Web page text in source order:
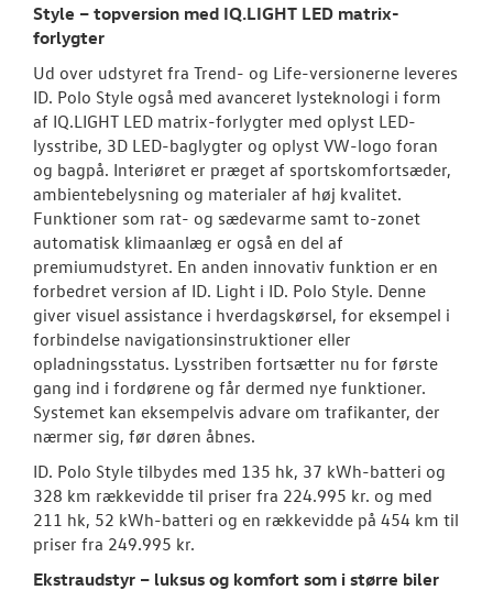
Style – topversion med IQ.LIGHT LED matrix-
forlygter
Ud over udstyret fra Trend- og Life-versionerne leveres
ID. Polo Style også med avanceret lysteknologi i form
af IQ.LIGHT LED matrix-forlygter med oplyst LED-
lysstribe, 3D LED-baglygter og oplyst VW-logo foran
og bagpå. Interiøret er præget af sportskomfortsæder,
ambientebelysning og materialer af høj kvalitet.
Funktioner som rat- og sædevarme samt to-zonet
automatisk klimaanlæg er også en del af
premiumudstyret. En anden innovativ funktion er en
forbedret version af ID. Light i ID. Polo Style. Denne
giver visuel assistance i hverdagskørsel, for eksempel i
forbindelse navigationsinstruktioner eller
opladningsstatus. Lysstriben fortsætter nu for første
gang ind i fordørene og får dermed nye funktioner.
Systemet kan eksempelvis advare om trafikanter, der
nærmer sig, før døren åbnes.
ID. Polo Style tilbydes med 135 hk, 37 kWh-batteri og
328 km rækkevidde til priser fra 224.995 kr. og med
211 hk, 52 kWh-batteri og en rækkevidde på 454 km til
priser fra 249.995 kr.
Ekstraudstyr – luksus og komfort som i større biler